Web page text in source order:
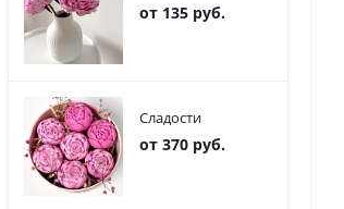
от 135 руб.
Сладости
от 370 руб.